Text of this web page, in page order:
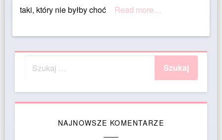
taki, który nie byłby choć
Read more…
NAJNOWSZE KOMENTARZE